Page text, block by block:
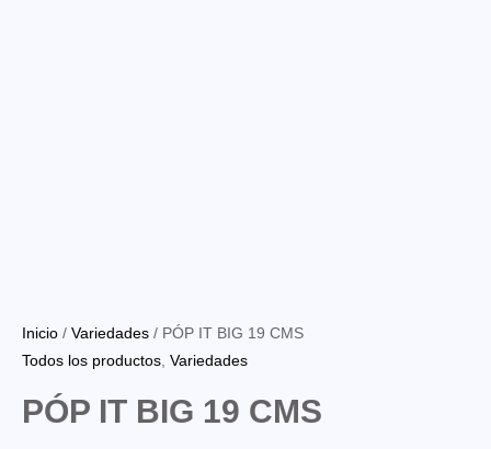
Inicio / Variedades / PÓP IT BIG 19 CMS
Todos los productos, Variedades
PÓP IT BIG 19 CMS